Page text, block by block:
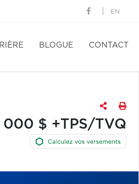
EN
BLOGUE CONTACT
000 $ +TPS/TVQ